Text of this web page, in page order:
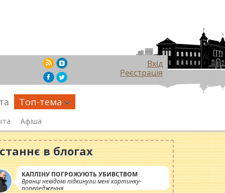
Вхід
Реєстрація
Топ-тема
Афіша
в блогах
КАПЛІНУ ПОГРОЖУЮТЬ УБИВСТВОМ
Вранці невідомі підкинули мені картинку-
попередження